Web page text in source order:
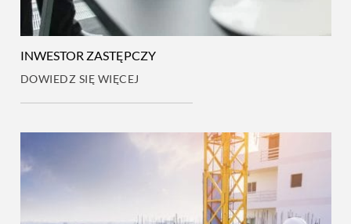
INWESTOR ZASTĘPCZY
DOWIEDZ SIĘ WIĘCEJ